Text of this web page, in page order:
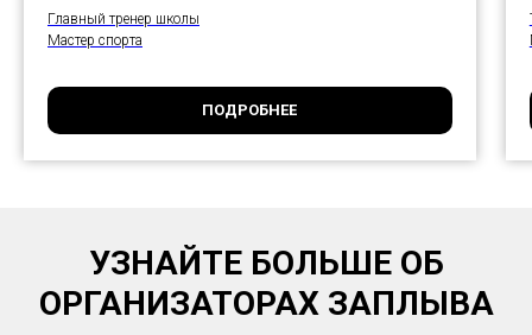
Главный тренер школы
Мастер спорта
ПОДРОБНЕЕ
УЗНАЙТЕ БОЛЬШЕ ОБ
ОРГАНИЗАТОРАХ ЗАПЛЫВА